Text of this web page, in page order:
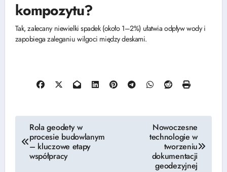
kompozytu?
Tak, zalecany niewielki spadek (około 1–2%) ułatwia odpływ wody i
zapobiega zaleganiu wilgoci między deskami.
Nawigacja
wpisu
Rola geodety w
procesie budowlanym
– kluczowe etapy
współpracy
Nowoczesne
technologie w
tworzeniu
dokumentacji
geodezyjnej